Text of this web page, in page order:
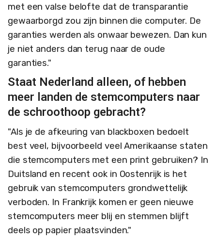
met een valse belofte dat de transparantie
gewaarborgd zou zijn binnen die computer. De
garanties werden als onwaar bewezen. Dan kun
je niet anders dan terug naar de oude
garanties."
Staat Nederland alleen, of hebben
meer landen de stemcomputers naar
de schroothoop gebracht?
"Als je de afkeuring van blackboxen bedoelt
best veel, bijvoorbeeld veel Amerikaanse staten
die stemcomputers met een print gebruiken? In
Duitsland en recent ook in Oostenrijk is het
gebruik van stemcomputers grondwettelijk
verboden. In Frankrijk komen er geen nieuwe
stemcomputers meer blij en stemmen blijft
deels op papier plaatsvinden."